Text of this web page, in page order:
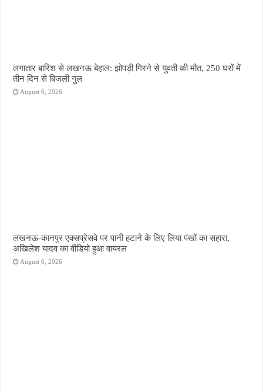
लगातार बारिश से लखनऊ बेहाल: झोपड़ी गिरने से युवती की मौत, 250 घरों में
तीन दिन से बिजली गुल
August 6, 2026
लखनऊ-कानपुर एक्सप्रेसवे पर पानी हटाने के लिए लिया पंखों का सहारा,
अखिलेश यादव का वीडियो हुआ वायरल
August 6, 2026